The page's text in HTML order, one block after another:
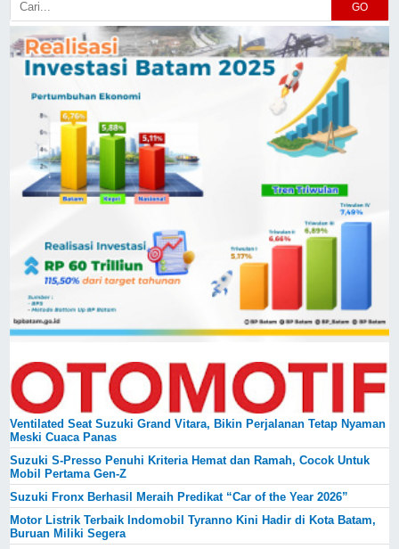
GO
Ventilated Seat Suzuki Grand Vitara, Bikin Perjalanan Tetap Nyaman
Meski Cuaca Panas
Suzuki S-Presso Penuhi Kriteria Hemat dan Ramah, Cocok Untuk
Mobil Pertama Gen-Z
Suzuki Fronx Berhasil Meraih Predikat “Car of the Year 2026”
Motor Listrik Terbaik Indomobil Tyranno Kini Hadir di Kota Batam,
Buruan Miliki Segera